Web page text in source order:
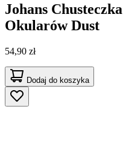
Johans
Okularów Dust
54,90 zł
Dodaj do koszyka